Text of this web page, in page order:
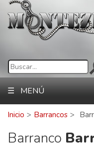
☰ MENÚ
Inicio > Barrancos >
Barranco